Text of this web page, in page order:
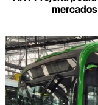
mercados